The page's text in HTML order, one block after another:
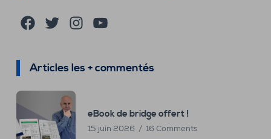
FacebookTwitterInstagramYouTube
Articles les + commentés
eBook de bridge offert !
15 juin 2026 16 Comments